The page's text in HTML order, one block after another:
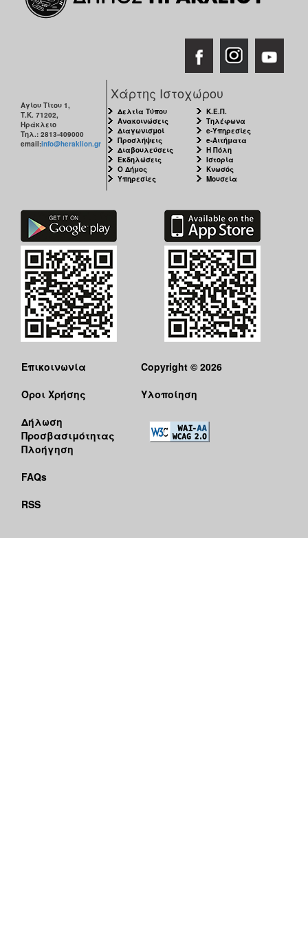
Αγίου Τίτου 1,
Τ.Κ. 71202,
Ηράκλειο
Τηλ.: 2813-409000
email:info@heraklion.gr
Χάρτης Ιστοχώρου
Δελτία Τύπου
Ανακοινώσεις
Διαγωνισμοί
Προσλήψεις
Διαβουλεύσεις
Εκδηλώσεις
Ο Δήμος
Υπηρεσίες
Κ.Ε.Π.
Τηλέφωνα
e-Υπηρεσίες
e-Αιτήματα
Η Πόλη
Ιστορία
Κνωσός
Μουσεία
Επικοινωνία
Όροι Χρήσης
Δήλωση
Προσβασιμότητας
Πλοήγηση
FAQs
RSS
Copyright © 2026
Υλοποίηση